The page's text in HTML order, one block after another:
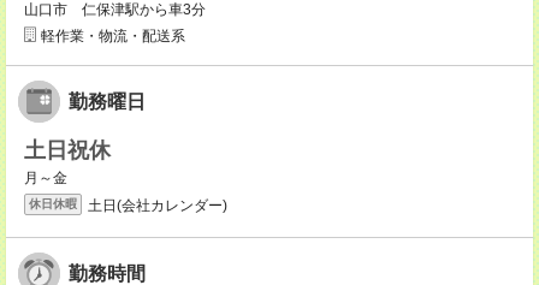
山口市 仁保津駅から車3分
軽作業・物流・配送系
勤務曜日
土日祝休
月～金
休日休暇 土日(会社カレンダー)
勤務時間